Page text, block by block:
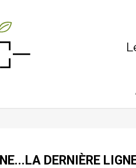
DERNIÈRE